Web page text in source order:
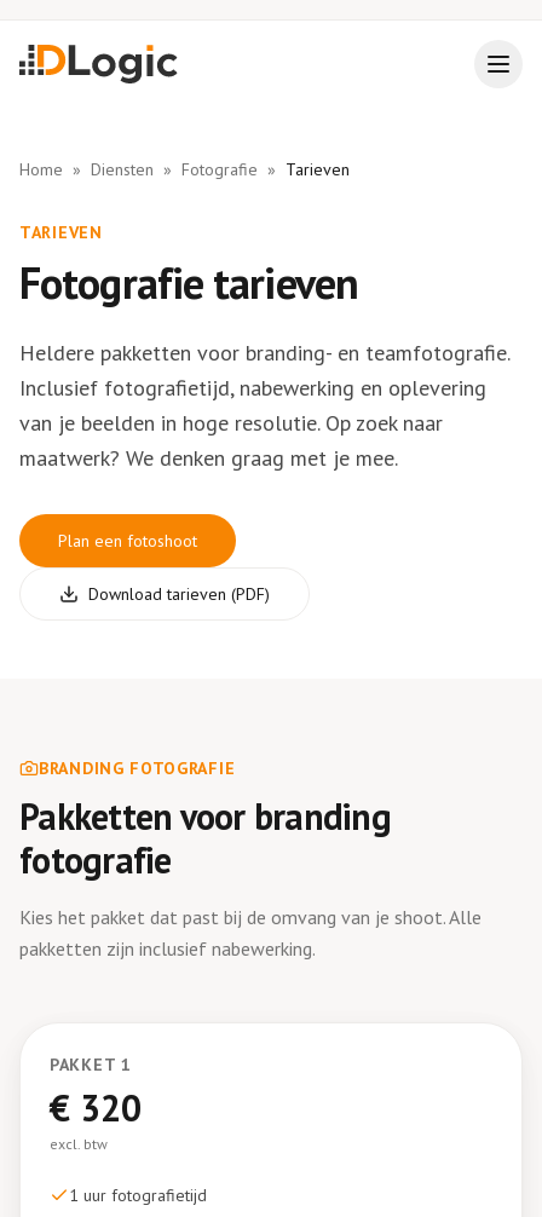
Home » Diensten » Fotografie » Tarieven
TARIEVEN
Fotografie tarieven
Heldere pakketten voor branding- en teamfotografie.
Inclusief fotografietijd, nabewerking en oplevering
van je beelden in hoge resolutie. Op zoek naar
maatwerk? We denken graag met je mee.
Plan een fotoshoot
Download tarieven (PDF)
BRANDING FOTOGRAFIE
Pakketten voor branding
fotografie
Kies het pakket dat past bij de omvang van je shoot. Alle
pakketten zijn inclusief nabewerking.
PAKKET 1
€ 320
excl. btw
1 uur fotografietijd